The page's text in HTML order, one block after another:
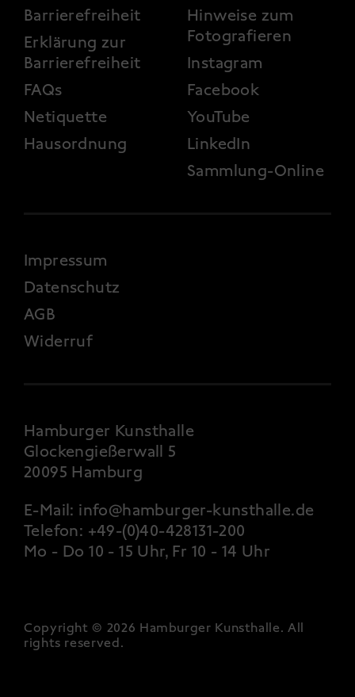
FOOTER 3
Barrierefreiheit
Erklärung zur
Barrierefreiheit
FAQs
Netiquette
Hausordnung
Hinweise zum
Fotografieren
Instagram
Facebook
YouTube
LinkedIn
Sammlung-Online
FOOTER 4
Impressum
Datenschutz
AGB
Widerruf
Hamburger Kunsthalle
Glockengießerwall 5
20095 Hamburg
E-Mail: info@hamburger-kunsthalle.de
Telefon: +49-(0)40-428131-200
Mo - Do 10 - 15 Uhr, Fr 10 - 14 Uhr
Copyright © 2026 Hamburger Kunsthalle. All
rights reserved.